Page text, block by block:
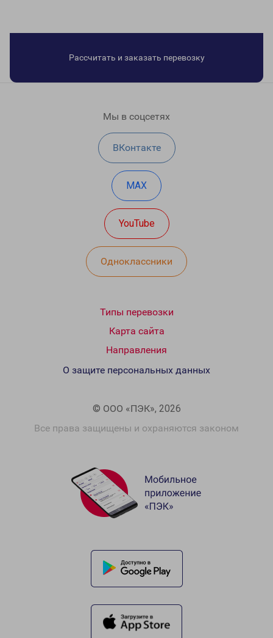
Рассчитать и заказать перевозку
Мы в соцсетях
ВКонтакте
MAX
YouTube
Одноклассники
Типы перевозки
Карта сайта
Направления
© ООО «ПЭК», 2026
Все права защищены и охраняются законом
О защите персональных данных